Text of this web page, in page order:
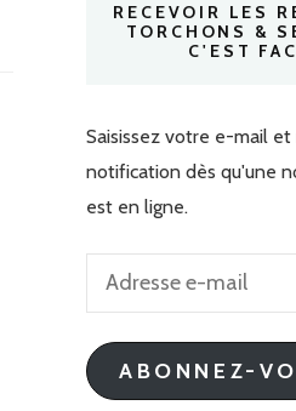
RECEVOIR LES
TORCHONS &
C'EST
Saisissez votre e-mail
notification dès qu'une
est en ligne.
Adresse
mail
ABONNEZ-